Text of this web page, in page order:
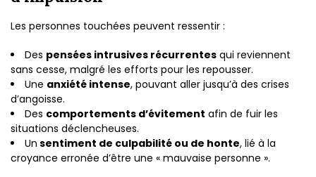
Les personnes touchées peuvent ressentir :
Des pensées intrusives récurrentes qui reviennent
sans cesse, malgré les efforts pour les repousser.
Une anxiété intense, pouvant aller jusqu’à des crises
d’angoisse.
Des comportements d’évitement afin de fuir les
situations déclencheuses.
Un sentiment de culpabilité ou de honte, lié à la
croyance erronée d’être une « mauvaise personne ».